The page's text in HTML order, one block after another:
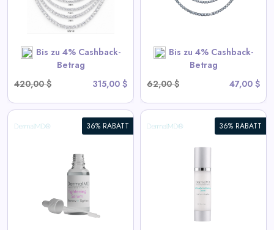
Bis zu 4% Cashback-
Betrag
420,00 $
315,00 $
Bis zu 4% Cashback-
Betrag
62,00 $
47,00 $
View All Miles Deals
SHOP NOW
36% RABATT 36% RABATT
Intim Aufhellungsserum
View All DermalMD Deals